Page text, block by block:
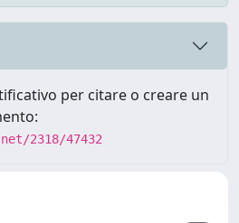
per citare o creare un
2318/47432